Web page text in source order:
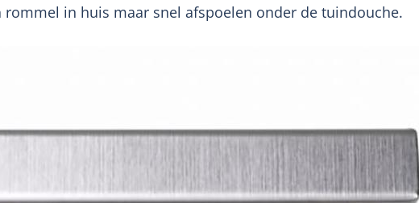
rommel in huis maar snel afspoelen onder de tuindouche.